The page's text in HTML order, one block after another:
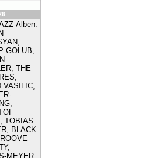
Alben:
GOLUB,
THE
VASILIC,
TOBIAS
BLACK
MEYER,